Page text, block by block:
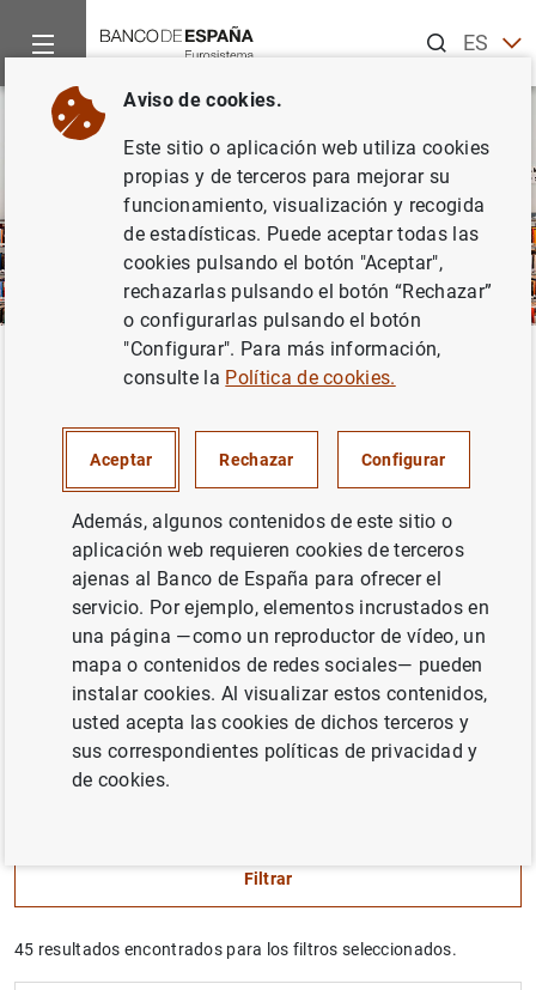
ESEN
Publicaciones Análisis económico e investigación
latinoamericana
El “Informe de Economía Latinoamericana” es una
publicación semestral del Banco de España que tiene
como objetivo analizar los desarrollos macrofinancieros
en las economías de la región, con particular atención a
las perspectivas, vulnerabilidades y espacio de las
políticas económicas.
Puede conocer más detalles en nuestra sección
Filtrar
Uso del calendario: utiliza los cursores para
Uso del calendario: utiliza los cursores para
45 resultados encontrados para los filtros seleccionados.
Aviso de cookies.
Este sitio o aplicación web utiliza cookies
propias y de terceros para mejorar su
funcionamiento, visualización y recogida
de estadísticas. Puede aceptar todas las
cookies pulsando el botón "Aceptar",
rechazarlas pulsando el botón “Rechazar”
o configurarlas pulsando el botón
"Configurar". Para más información,
consulte la Política de cookies.
Aceptar Rechazar Configurar
Además, algunos contenidos de este sitio o
aplicación web requieren cookies de terceros
ajenas al Banco de España para ofrecer el
servicio. Por ejemplo, elementos incrustados en
una página —como un reproductor de vídeo, un
mapa o contenidos de redes sociales— pueden
instalar cookies. Al visualizar estos contenidos,
usted acepta las cookies de dichos terceros y
sus correspondientes políticas de privacidad y
de cookies.